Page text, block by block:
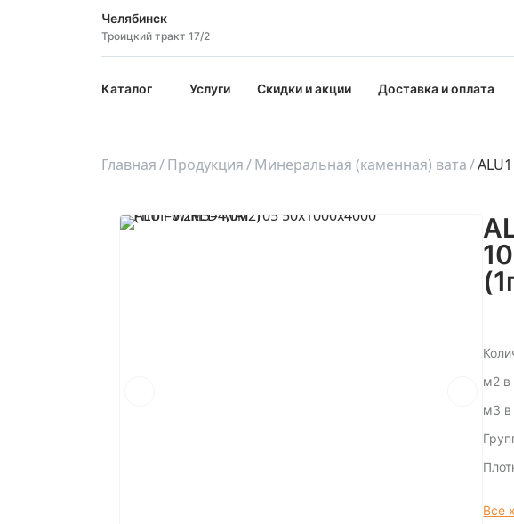
Челябинск
Троицкий тракт 17/2
Каталог Услуги Скидки и акции Доставка и оплата
Главная Продукция Минеральная (каменная) вата
м2 в
м3 в
Все